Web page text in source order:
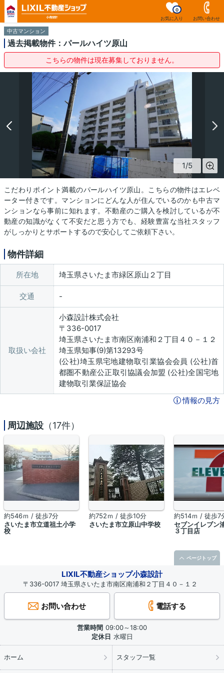
お気に入り
0
お問い合わせ
中古マンション
過去掲載物件：パールハイツ原山
こちらの物件は現在募集しておりません。
1/5
こだわりポイント満載のパールハイツ原山。こちらの物件はエレベ
ーター付きです。マンションにどんな人が住んでいるのかも中古マ
ンションなら事前に知れます。不動産のご購入を検討しているが不
動産の知識がなくて不安だと思う方でも、経験豊富な当社スタッフ
がしっかりとサポートするので安心してご依頼下さい。
物件詳細
所在地 埼玉県さいたま市緑区原山２丁目
交通
取扱い会社
小森設計株式会社
〒336-0017
埼玉県さいたま市南区南浦和２丁目４０－１２
埼玉県知事(9)第13293号
(公社)埼玉県宅地建物取引業協会会員 (公社)首
都圏不動産公正取引協議会加盟 (公社)全国宅地
建物取引業保証協会
情報の見方
周辺施設 （17件）
約546ｍ / 徒歩7分
さいたま市立道祖土小学
校
約752ｍ / 徒歩10分
さいたま市立原山中学校
約514ｍ / 徒歩7
セブンイレブン
３丁目店
LIXIL不動産ショップ小森設計
〒336-0017 埼玉県さいたま市南区南浦和２丁目４０－１２
お問い合わせ 電話する
営業時間 09:00～18:00
定休日 水曜日
ホーム スタッフ一覧
ページトップ